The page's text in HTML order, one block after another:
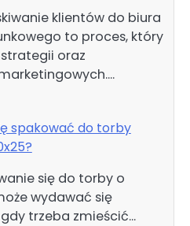
klientów do biura
to proces, który
oraz
spakować do torby
się do torby o
wydawać się
trzeba zmieścić…